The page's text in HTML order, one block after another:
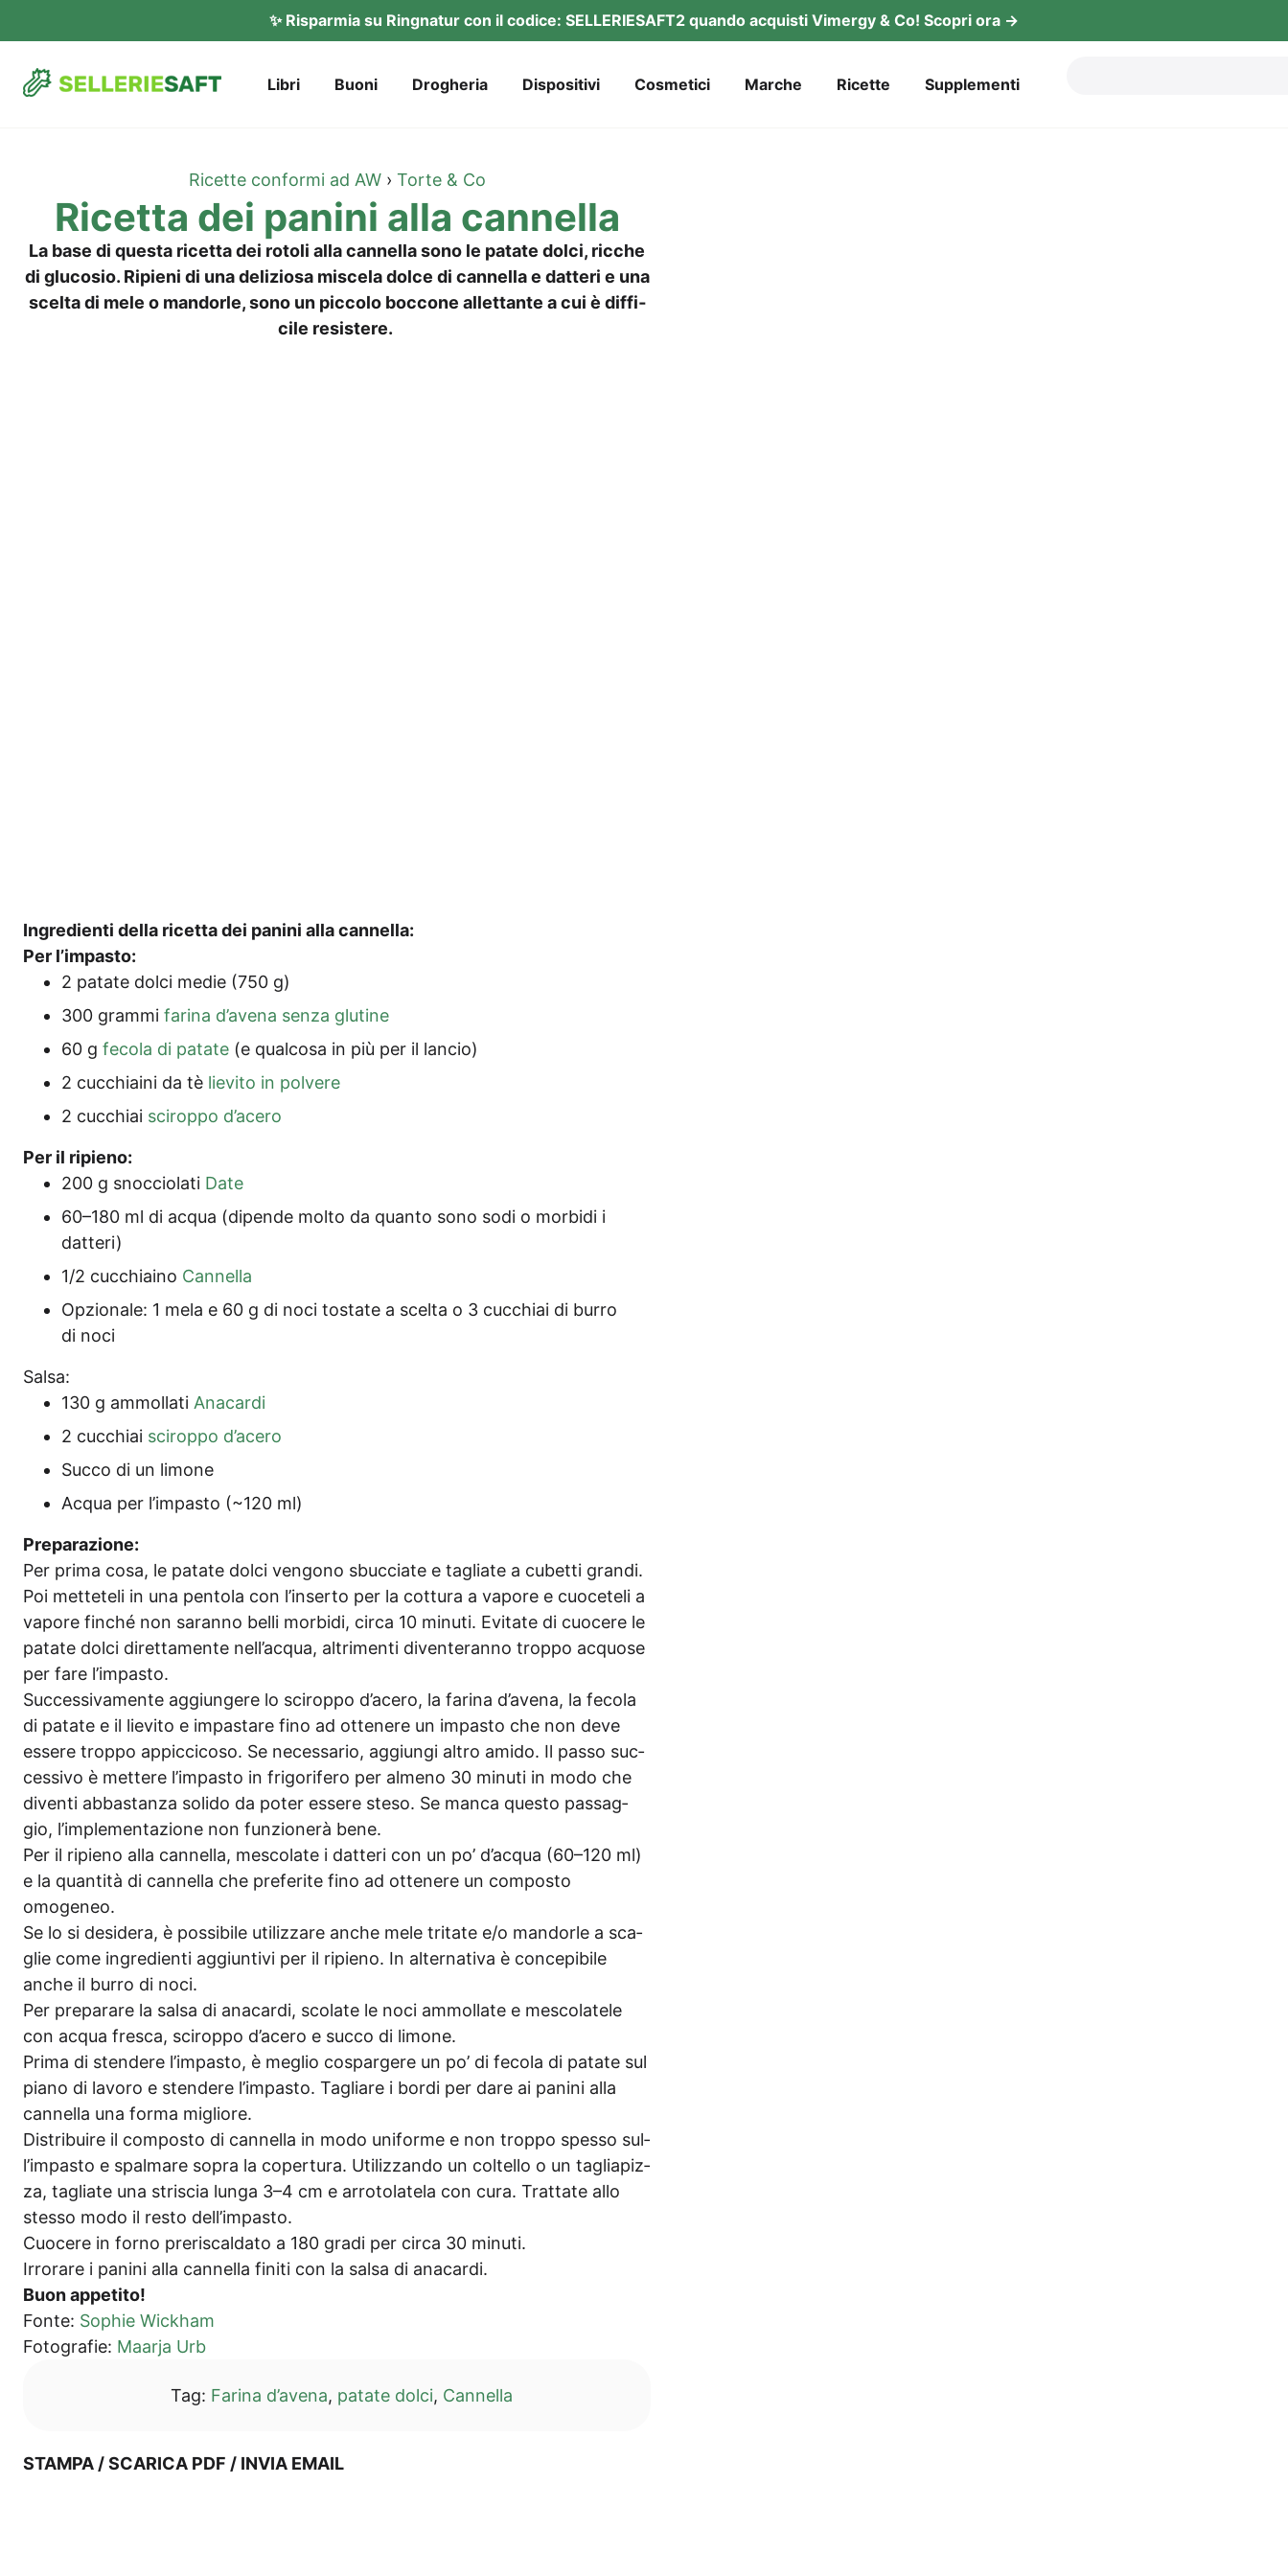
✨ Rispar­mia su Ring­na­tur con il codi­ce: SELLERIESAFT2 quan­do acquis­ti Vimer­gy & Co! Sco­pri ora →
Libri Buo­ni Drog­he­ria Dis­po­si­ti­vi Cos­me­ti­ci Mar­che Ricet­te Sup­ple­men­ti
Ricet­te con­for­mi ad AW› Tor­te & Co
Ricet­ta dei pani­ni alla cannella
La base di ques­ta ricet­ta dei roto­li alla can­nella sono le pata­te dol­ci, ric­che
di glu­co­sio. Ripi­eni di una deli­zio­sa mis­ce­la dol­ce di can­nella e dat­te­ri e una
scel­ta di mele o man­dor­le, sono un pic­co­lo boc­co­ne allet­tan­te a cui è dif­fi­
ci­le resistere.
Ingre­di­en­ti del­la ricet­ta dei pani­ni alla cannella:
Per l’im­pas­to:
2 pata­te dol­ci medie (750 g)
300 gram­mi fari­na d’a­ve­na sen­za glutine
60 g feco­la di pata­te (e qual­co­sa in più per il lancio)
2 cuc­chiai­ni da tè lie­vi­to in polvere
2 cuc­chi­ai sci­r­op­po d’acero
Per il ripieno:
200 g snoc­cio­la­ti Date
60–180 ml di acqua (dipen­de mol­to da quan­to sono sodi o mor­bi­di i
datteri)
1/2 cuc­chia­i­no Can­nella
Opzio­na­le: 1 mela e 60 g di noci tosta­te a scel­ta o 3 cuc­chi­ai di bur­ro
di noci
Sal­sa:
130 g ammol­la­ti Ana­car­di
2 cuc­chi­ai sci­r­op­po d’acero
Suc­co di un limone
Acqua per l’im­pas­to (~120 ml)
Pre­pa­ra­zio­ne:
Per pri­ma cosa, le pata­te dol­ci ven­go­no sbuc­cia­te e taglia­te a cubet­ti gran­di.
Poi met­te­te­li in una pen­to­la con l’in­ser­to per la cot­tu­ra a vapo­re e cuoce­te­li a
vapo­re fin­ché non saran­no bel­li mor­bi­di, cir­ca 10 minu­ti. Evi­ta­te di cuo­ce­re le
pata­te dol­ci dirett­amen­te nel­l’ac­qua, altri­men­ti div­en­ter­an­no trop­po acquo­se
per fare l’impasto.
Suc­ces­si­v­a­men­te aggi­unge­re lo sci­r­op­po d’a­ce­ro, la fari­na d’a­ve­na, la feco­la
di pata­te e il lie­vi­to e impas­ta­re fino ad otte­ne­re un impas­to che non deve
esse­re trop­po appic­ci­co­so. Se neces­sa­rio, aggi­ungi alt­ro ami­do. Il pas­so suc­
ces­si­vo è met­te­re l’im­pas­to in fri­go­rife­ro per almeno 30 minu­ti in modo che
diven­ti abbastan­za soli­do da poter esse­re ste­so. Se man­ca ques­to pass­ag­
gio, l’implementazione non fun­zio­nerà bene.
Per il ripi­eno alla can­nella, mes­co­la­te i dat­te­ri con un po’ d’ac­qua (60–120 ml)
e la quan­ti­tà di can­nella che pre­fe­ri­te fino ad otte­ne­re un com­pos­to
omogeneo.
Se lo si desi­de­ra, è pos­si­bi­le uti­liz­za­re anche mele tri­ta­te e/o man­dor­le a sca­
g­lie come ingre­di­en­ti aggiun­ti­vi per il ripi­eno. In alter­na­ti­va è con­ce­pi­bi­le
anche il bur­ro di noci.
Per pre­para­re la sal­sa di ana­car­di, sco­la­te le noci ammol­la­te e mes­co­l­ate­le
con acqua fre­s­ca, sci­r­op­po d’a­ce­ro e suc­co di limone.
Pri­ma di sten­de­re l’im­pas­to, è meglio cospar­ge­re un po’ di feco­la di pata­te sul
pia­no di lavoro e sten­de­re l’im­pas­to. Taglia­re i bordi per dare ai pani­ni alla
can­nella una for­ma migliore.
Dis­tri­bui­re il com­pos­to di can­nella in modo uni­for­me e non trop­po spes­so sul­
l’im­pas­to e spal­ma­re sopra la coper­tu­ra. Uti­liz­zan­do un coltel­lo o un taglia­piz­
za, taglia­te una stri­scia lun­ga 3–4 cm e arro­to­l­ate­la con cura. Trat­ta­te allo
stes­so modo il res­to dell’impasto.
Cuo­ce­re in for­no pre­ris­cal­d­a­to a 180 gra­di per cir­ca 30 minuti.
Irrora­re i pani­ni alla can­nella fini­ti con la sal­sa di anacardi.
Buon appe­ti­to!
Fon­te: Sophie Wick­ham
Foto­gra­fie: Maar­ja Urb
Tag: Fari­na d’a­ve­na, pata­te dol­ci, Can­nella
STAM­PA / SCA­RI­CA PDF / INVIA EMAIL